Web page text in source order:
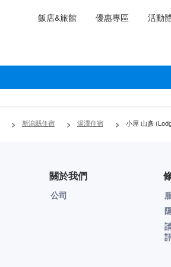
飯店&旅館 優惠專區 活動
> 新潟縣住宿 > 湯澤住宿 > 小屋 山彥
關於我們
公司